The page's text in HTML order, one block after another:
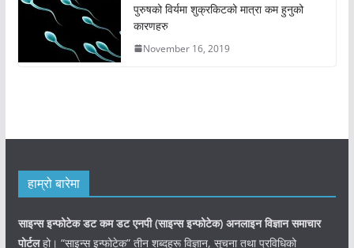
पुरुषको विर्यमा शुक्रकिटको मात्रा कम हुनुको
कारणहरु
November 16, 2019
हाम्रो बारेमा
साइन्स इन्फोटेक डट कम डट एनपी (साइन्सइन्फोटेक) अनलाइन विज्ञान समाचार
पोर्टलहो। “साइन्स इन्फोटेक” तीन शब्दहरू विज्ञान, सूचना तथा प्रविधिको